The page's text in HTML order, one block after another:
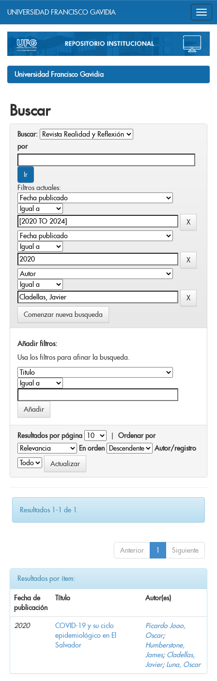
navigation
UNIVERSIDAD FRANCISCO GAVIDIA
Universidad Francisco Gavidia
Buscar
Buscar:
por
Filtros actuales:
Comenzar nueva busqueda
Añadir filtros:
Usa los filtros para afinar la busqueda.
Resultados por página | Ordenar por
En orden
Autor/registro
Resultados 1-1 de 1.
Anterior 1 Siguiente
Resultados por ítem:
Fecha de
publicación
Título Autor(es)
2020
COVID-19 y su ciclo
epidemiológico en El
Salvador
Picardo Joao,
Oscar;
Humberstone,
James; Cladellas,
Javier; Luna, Oscar